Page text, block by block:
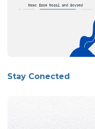
Stay Conected